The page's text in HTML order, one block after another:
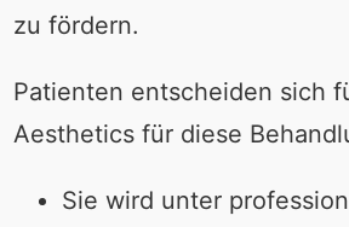
zu fördern.
Patienten entscheiden sich
Aesthetics für diese
Sie wird unter